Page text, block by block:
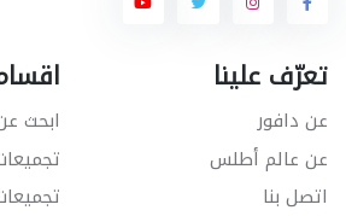
تعرّف علينا
عن دافور
عن عالم أطلس
اتصل بنا
ابحث